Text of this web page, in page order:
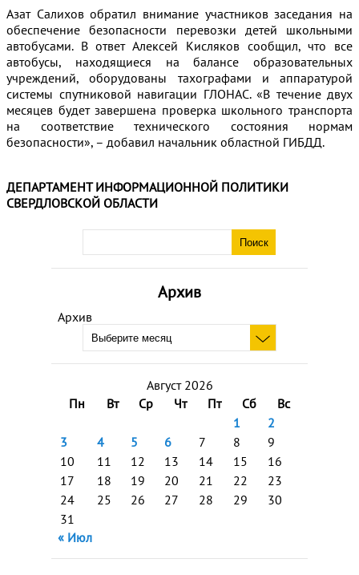
Архив
Архив
Август 2026
Пн
Вт Ср Чт Пт Сб
Вс
1
2
3
4 5 6 7 8
9
10
11 12 13 14 15
16
17
18 19 20 21 22
23
24
25 26 27 28 29
30
31
« Июл
Азат Салихов обратил внимание участников заседания на
обеспечение безопасности перевозки детей школьными
автобусами. В ответ Алексей Кисляков сообщил, что все
автобусы, находящиеся на балансе образовательных
учреждений, оборудованы тахографами и аппаратурой
системы спутниковой навигации ГЛОНАС. «В течение двух
месяцев будет завершена проверка школьного транспорта
на соответствие технического состояния нормам
безопасности», – добавил начальник областной ГИБДД.
ДЕПАРТАМЕНТ ИНФОРМАЦИОННОЙ ПОЛИТИКИ
СВЕРДЛОВСКОЙ ОБЛАСТИ